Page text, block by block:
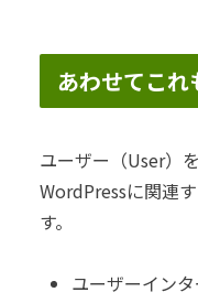
あわせてこれ
ユーザー（User）
WordPressに関連
す。
ユーザーインタ